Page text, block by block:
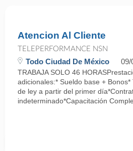
Atencion Al Cliente
TELEPERFORMANCE NSN
Todo Ciudad De México 09/
TRABAJA SOLO 46
adicionales:* Sueldo base +
de ley a partir del primer
indeterminado*Capacitación